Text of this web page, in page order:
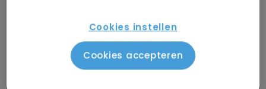
12 september 2024
Cookies instellen
Cookies accepteren